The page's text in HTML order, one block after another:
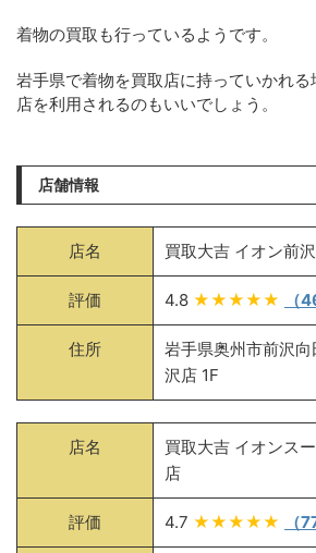
着物の買取も行っているようです。
岩手県で着物を買取店に持っていかれ
店を利用されるのもいいでしょう。
店舗情報
店名 買取大吉 イオン前
評価 4.8 ★★★★★ （
住所
岩手県奥州市前沢
沢店 1F
店名
買取大吉 イオンス
店
評価 4.7 ★★★★★ （